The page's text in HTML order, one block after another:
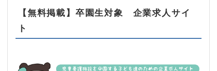
【無料掲載】卒園生対象 企業求人サイ
ト